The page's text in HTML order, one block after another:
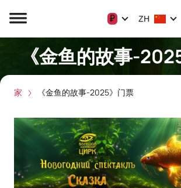
₽ ZH
《金鱼的故事-
家 《金鱼的故事-2025》门票